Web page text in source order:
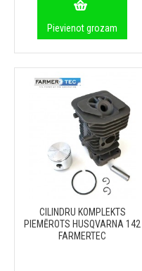
Pievienot grozam
CILINDRU KOMPLEKTS
PIEMĒROTS HUSQVARNA 142
FARMERTEC